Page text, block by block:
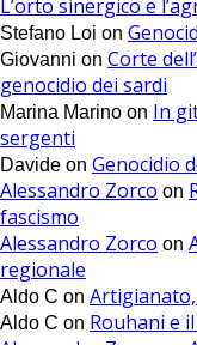
L’orto sinergico e
Stefano Loi on
Giovanni on Corte
genocidio dei sardi
Marina Marino on In
sergenti
Davide on Genocidio
Alessandro Zorco on
fascismo
Alessandro Zorco on
regionale
Aldo C on
Aldo C on Rouhani e